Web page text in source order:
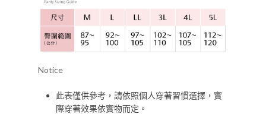
Notice
此表僅供參考，請依照個人穿著習慣選擇，實
際穿著效果依實物而定。